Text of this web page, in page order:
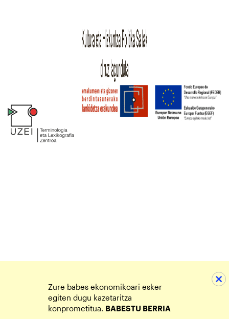
Zure babes ekonomikoari esker
egiten dugu kazetaritza
konprometitua. BABESTU BERRIA